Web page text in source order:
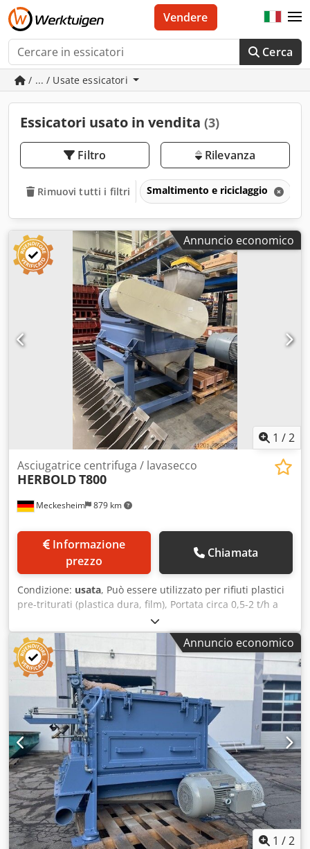
Cerca
Vendere
/ ... / Usate essicatori
Essicatori usato in vendita (3)
Filtro Rilevanza
Rimuovi tutti i filtri Smaltimento e riciclaggio
Annuncio economico
1 /2
Meckesheim 879 km
Asciugatrice centrifuga / lavasecco
HERBOLDT800
prezzo
Chiamata
Condizione: usata, Può essere utilizzato per rifiuti plastici
pre-triturati (plastica dura, film), Portata circa 0,5-2 t/h a
seconda del tipo di materiale Codpfezmdbvsx Adporf
Potenza di azionamento 30 kw Sono disponibili in totale
quattro essiccatori di questo modello.Annuncio economico
1 /2